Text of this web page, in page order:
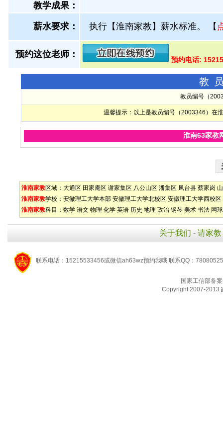
教学成果：
薪水要求： 执行【淮南家教】薪水标准。 【
预约这位老师：
预约电话:
教
教员编号（
温馨提示：以上是教员编号（2003346）在
淮南63家教
淮南家教区域： 大通区 田家庵区 谢家集区 八公山区 潘集区 凤台县 蔡家岗
淮南家教学校： 安徽理工大学本部 安徽理工大学北校区 安徽理工大学西校区
淮南家教科目： 数学 语文 物理 化学 英语 历史 地理 政治 钢琴 美术 书法 网球
关于我们 - 请家教
联系电话：15215533456或微信ah63wz预约我哦 联系QQ：
国家工信部备
Copyright 2007-2013